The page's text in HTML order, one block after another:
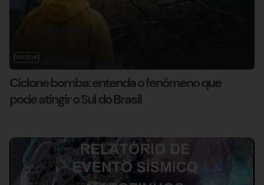
NOTÍCIA
Ciclone bomba: entenda o fenômeno que
pode atingir o Sul do Brasil